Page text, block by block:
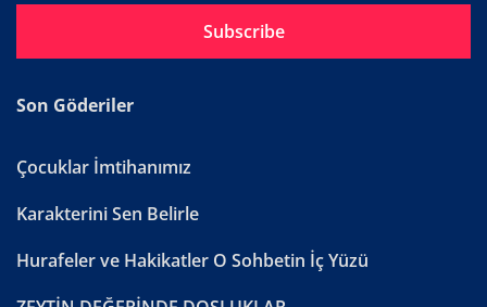
Subscribe
Son Göderiler
Çocuklar İmtihanımız
Karakterini Sen Belirle
Hurafeler ve Hakikatler O Sohbetin İç Yüzü